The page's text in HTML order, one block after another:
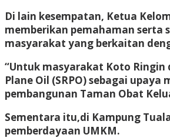
Di lain kesempatan, Ketua
memberikan pemahaman serta
masyarakat yang berkaitan
“Untuk masyarakat Koto
Plane Oil (SRPO) sebagai
pembangunan Taman Obat
Sementara itu,di Kampung
pemberdayaan UMKM.